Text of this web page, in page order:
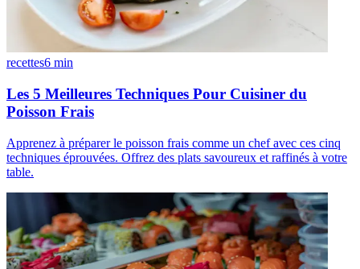
recettes6 min
Les 5 Meilleures Techniques Pour Cuisiner du
Poisson Frais
Apprenez à préparer le poisson frais comme un chef avec ces cinq
techniques éprouvées. Offrez des plats savoureux et raffinés à votre
table.